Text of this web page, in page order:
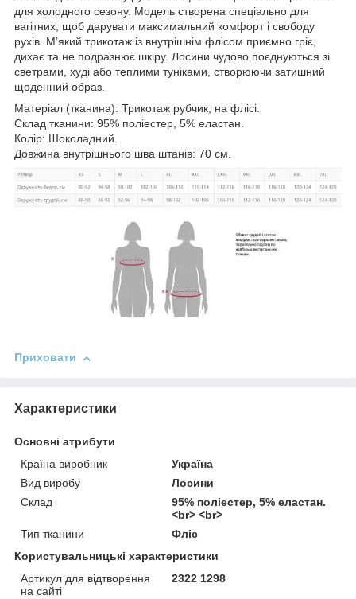
для холодного сезону. Модель створена спеціально для
вагітних, щоб дарувати максимальний комфорт і свободу
рухів. М’який трикотаж із внутрішнім флісом приємно гріє,
дихає та не подразнює шкіру. Лосини чудово поєднуються зі
светрами, худі або теплими туніками, створюючи затишний
щоденний образ.
Матеріал (тканина): Трикотаж рубчик, на флісі.
Склад тканини: 95% поліестер, 5% еластан.
Колір: Шоколадний.
Довжина внутрішнього шва штанів: 70 см.
Приховати
Характеристики
Основні атрибути
Країна виробник
Україна
Вид виробу
Лосини
Склад
95% поліестер, 5% еластан.
<br> <br>
Тип тканини
Фліс
Користувальницькі характеристики
Артикул для відтворення
на сайті
2322 1298